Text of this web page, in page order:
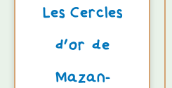
Les Cercles
d’or de
Mazan-